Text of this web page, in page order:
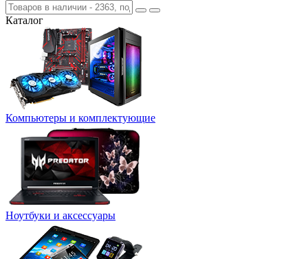
Каталог
Компьютеры и комплектующие
Ноутбуки и аксессуары